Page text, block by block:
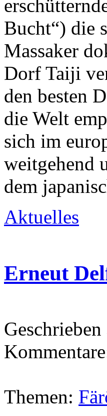
Bucht“) die
Massaker
Dorf Taiji
den besten
die Welt
sich im
weitgehend
dem
Aktuelles
Erneut
Geschrieben
Themen: